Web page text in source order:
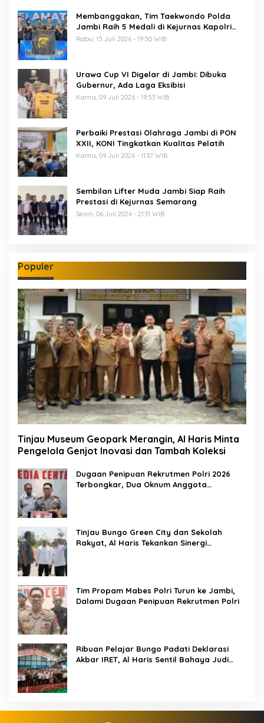
Membanggakan, Tim Taekwondo Polda
Jambi Raih 5 Medali di Kejurnas Kapolri
Cup 7
Rabu, 15 Juli 2026 - 19:50 WIB
Urawa Cup VI Digelar di Jambi: Dibuka
Gubernur, Ada Laga Eksibisi
Kamis, 09 Juli 2026 - 19:53 WIB
Perbaiki Prestasi Olahraga Jambi di PON
XXII, KONI Tingkatkan Kualitas Pelatih
Kamis, 09 Juli 2026 - 11:37 WIB
Sembilan Lifter Muda Jambi Siap Raih
Prestasi di Kejurnas Semarang
Senin, 06 Juli 2026 - 21:31 WIB
Populer
Tinjau Museum Geopark Merangin, Al Haris Minta
Pengelola Genjot Inovasi dan Tambah Koleksi
Dugaan Penipuan Rekrutmen Polri 2026
Terbongkar, Dua Oknum Anggota
Tinjau Bungo Green City dan Sekolah
Rakyat, Al Haris Tekankan Sinergi
Tim Propam Mabes Polri Turun ke Jambi,
Dalami Dugaan Penipuan Rekrutmen Polri
Ribuan Pelajar Bungo Padati Deklarasi
Akbar IRET, Al Haris Sentil Bahaya Judi